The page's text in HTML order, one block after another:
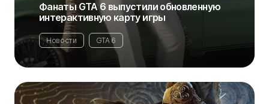
Фанаты GTA 6 выпустили обновленную
интерактивную карту игры
Новости GTA 6